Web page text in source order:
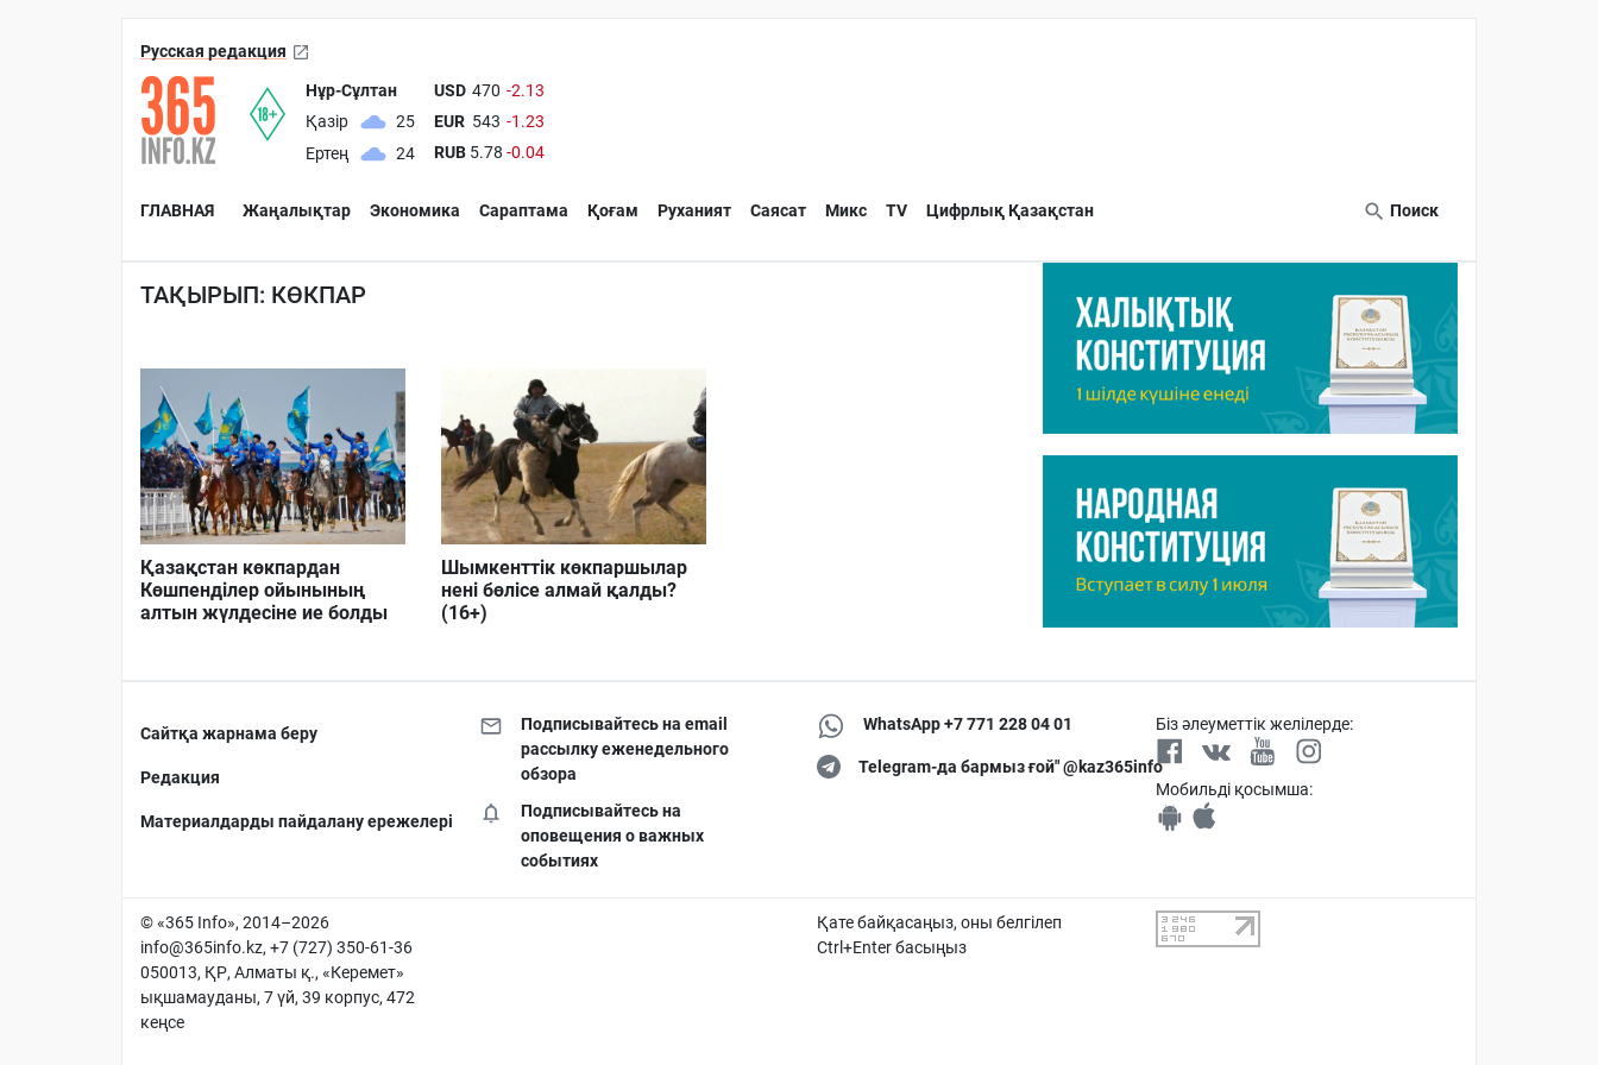
Русская редакция
Нұр-Сұлтан
Қазір
25
Ертең
24
USD 470 -2.13
EUR 543 -1.23
RUB 5.78 -0.04
ГЛАВНАЯ Жаңалықтар Экономика Сараптама Қоғам Руханият Саясат Микс TV Цифрлық Қазақстан Поиск
ТАҚЫРЫП: КӨКПАР
Қазақстан көкпардан
Көшпенділер ойынының
алтын жүлдесіне ие болды
Шымкенттік көкпаршылар
нені бөлісе алмай қалды?
(16+)
Сайтқа жарнама беру
Редакция
Материалдарды пайдалану ережелері
Подписывайтесь на email
рассылку еженедельного
обзора
Подписывайтесь на
оповещения о важных
событиях
WhatsApp +7 771 228 04 01
Telegram-да бармыз ғой" @kaz365info
Біз әлеуметтік желілерде:
Мобильді қосымша:
© «365 Info», 2014–2026
info@365info.kz, +7 (727) 350-61-36
050013, ҚР, Алматы қ., «Керемет»
ықшамауданы, 7 үй, 39 корпус, 472
кеңсе
Қате байқасаңыз, оны белгілеп
Ctrl+Enter басыңыз